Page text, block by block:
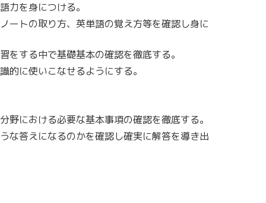
力を身につける。
ートの取り方、英単語の覚え方等を確認し身に
する中で基礎基本の確認を徹底する。
的に使いこなせるようにする。
における必要な基本事項の確認を徹底する。
な答えになるのかを確認し確実に解答を導き出